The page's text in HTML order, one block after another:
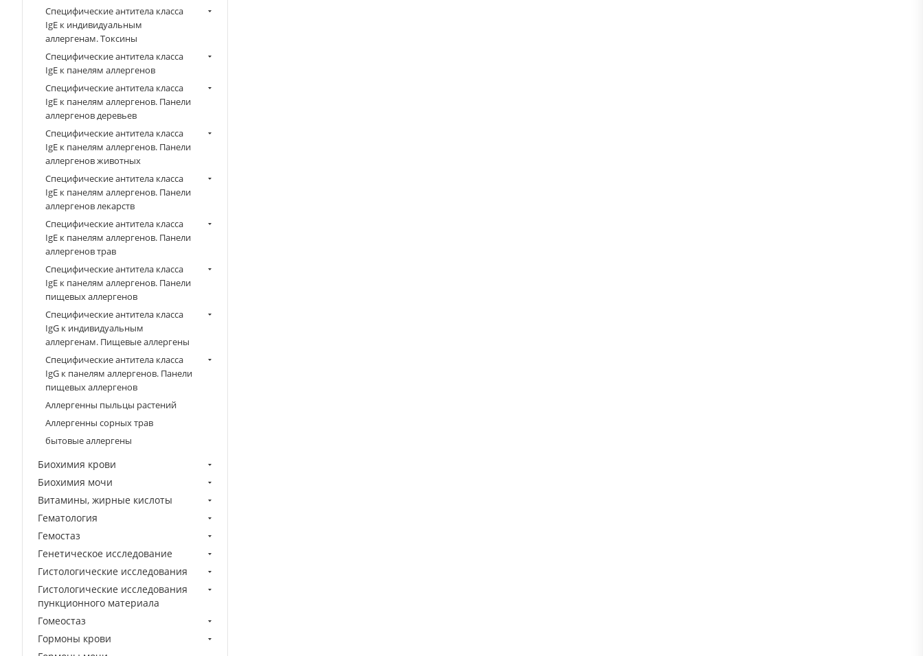
Специфические антитела класса
IgE к индивидуальным
аллергенам. Токсины
Специфические антитела класса
IgE к панелям аллергенов
Специфические антитела класса
IgE к панелям аллергенов. Панели
аллергенов деревьев
Специфические антитела класса
IgE к панелям аллергенов. Панели
аллергенов животных
Специфические антитела класса
IgE к панелям аллергенов. Панели
аллергенов лекарств
Специфические антитела класса
IgE к панелям аллергенов. Панели
аллергенов трав
Специфические антитела класса
IgE к панелям аллергенов. Панели
пищевых аллергенов
Специфические антитела класса
IgG к индивидуальным
аллергенам. Пищевые аллергены
Специфические антитела класса
IgG к панелям аллергенов. Панели
пищевых аллергенов
Аллергенны пыльцы растений
Аллергенны сорных трав
бытовые аллергены
Биохимия крови
Биохимия мочи
Витамины, жирные кислоты
Гематология
Гемостаз
Генетическое исследование
Гистологические исследования
Гистологические исследования
пункционного материала
Гомеостаз
Гормоны крови